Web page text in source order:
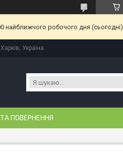
найближчого робочого дня (сьогодні).
Україна
ПОВЕРНЕННЯ